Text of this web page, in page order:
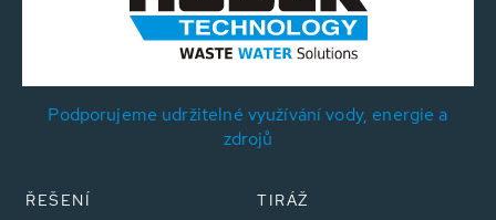
Podporujeme udržitelné využívání vody, energie a
zdrojů
ŘEŠENÍ
TIRÁŽ